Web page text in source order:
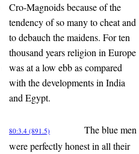
Cro-Magnoids because of the
tendency of so many to cheat and
to debauch the maidens. For ten
thousand years religion in Europe
was at a low ebb as compared
with the developments in India
and Egypt.
80:3.4 (891.5)
The blue men
were perfectly honest in all their